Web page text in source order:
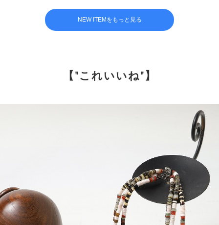
NEW ITEMをもっと見る
【"これいいね"】